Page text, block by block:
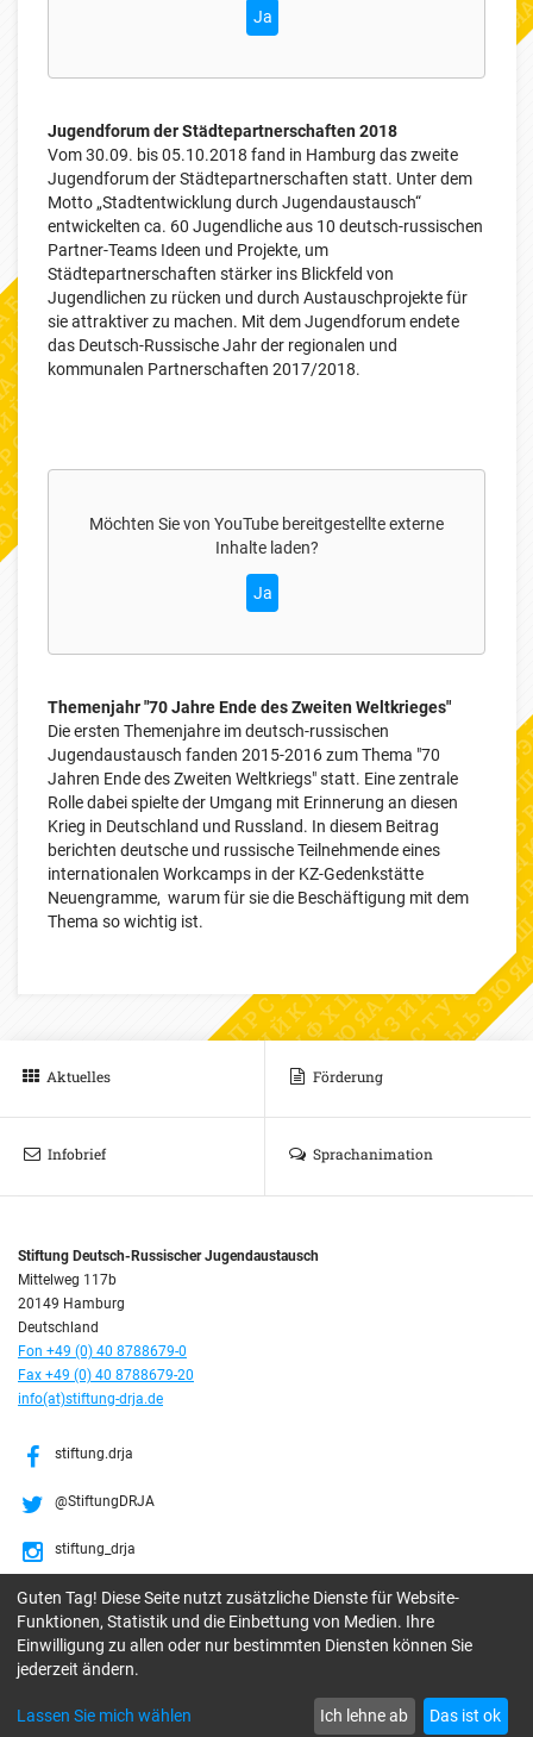
Ja
Jugendforum der Städtepartnerschaften 2018
Vom 30.09. bis 05.10.2018 fand in Hamburg das zweite
Jugendforum der Städtepartnerschaften statt. Unter dem
Motto „Stadtentwicklung durch Jugendaustausch“
entwickelten ca. 60 Jugendliche aus 10 deutsch-russischen
Partner-Teams Ideen und Projekte, um
Städtepartnerschaften stärker ins Blickfeld von
Jugendlichen zu rücken und durch Austauschprojekte für
sie attraktiver zu machen. Mit dem Jugendforum endete
das Deutsch-Russische Jahr der regionalen und
kommunalen Partnerschaften 2017/2018.
Möchten Sie von YouTube bereitgestellte externe
Inhalte laden?
Ja
Themenjahr "70 Jahre Ende des Zweiten Weltkrieges"
Die ersten Themenjahre im deutsch-russischen
Jugendaustausch fanden 2015-2016 zum Thema "70
Jahren Ende des Zweiten Weltkriegs" statt. Eine zentrale
Rolle dabei spielte der Umgang mit Erinnerung an diesen
Krieg in Deutschland und Russland. In diesem Beitrag
berichten deutsche und russische Teilnehmende eines
internationalen Workcamps in der KZ-Gedenkstätte
Neuengramme, warum für sie die Beschäftigung mit dem
Thema so wichtig ist.
Aktuelles Förderung
Infobrief Sprachanimation
Stiftung Deutsch-Russischer Jugendaustausch
Mittelweg 117b
20149 Hamburg
Deutschland
Fon +49 (0) 40 8788679-0
Fax +49 (0) 40 8788679-20
info(at)stiftung-drja.de
stiftung.drja
@StiftungDRJA
stiftung_drja
Stiftung DRJA
© Stiftung Deutsch-Russischer Jugendaustausch gGmbH, 2026
Suche
Impressum Datenschutz Datenschutz-Einstellungen
Guten Tag! Diese Seite nutzt zusätzliche Dienste für Website-
Funktionen, Statistik und die Einbettung von Medien. Ihre
Einwilligung zu allen oder nur bestimmten Diensten können Sie
jederzeit ändern.
Lassen Sie mich wählen Ich lehne ab Das ist ok